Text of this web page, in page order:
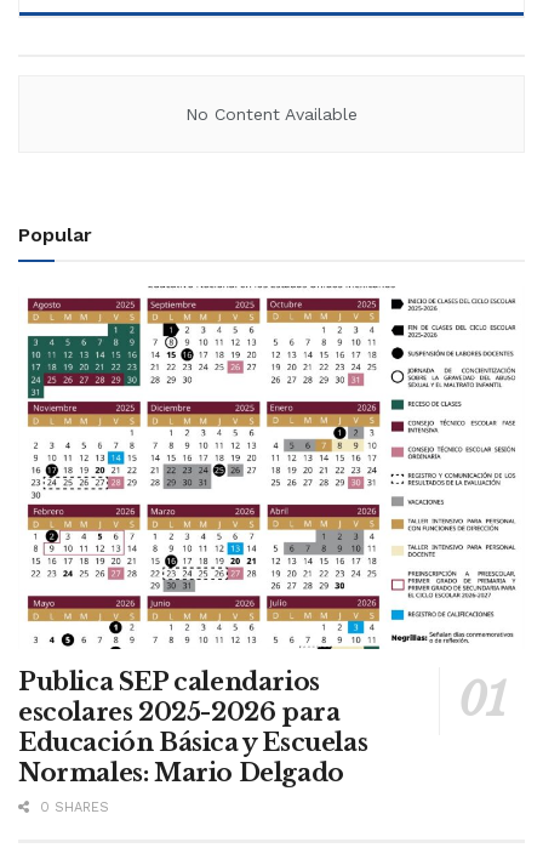
No Content Available
Popular
Publica SEP calendarios
escolares 2025-2026 para
Educación Básica y Escuelas
Normales: Mario Delgado
0 SHARES